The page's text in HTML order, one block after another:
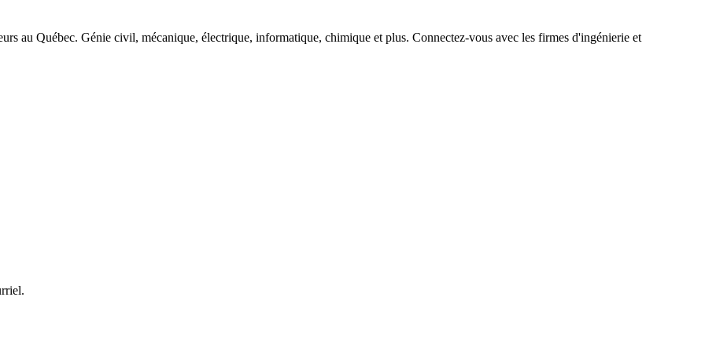
au Québec. Génie civil, mécanique, électrique, informatique, chimique et plus. Connectez-vous avec les firmes d'ingénierie et